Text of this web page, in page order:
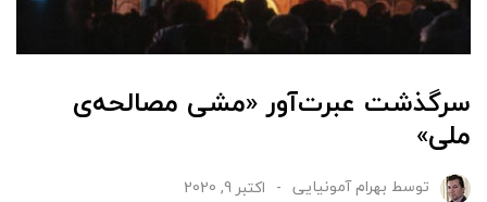
سرگذشت عبرت‌آور «مشی مصالحه‌ی
ملی»
توسط بهرام آمونیایی اکتبر 9, 2020